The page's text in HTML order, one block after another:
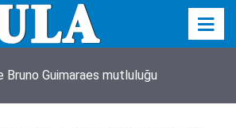
Bruno Guimaraes mutluluğu